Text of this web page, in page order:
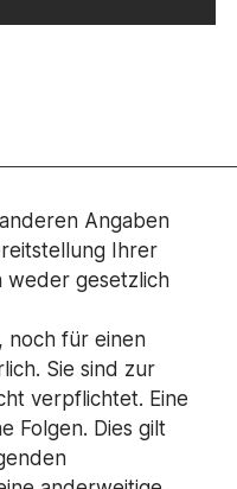
Angaben
Ihrer
weder gesetzlich
noch für einen
Sie sind zur
verpflichtet. Eine
Folgen. Dies gilt